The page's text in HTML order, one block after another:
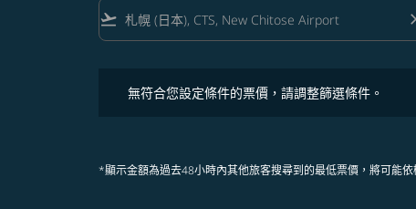
flight_takeoff
無符合您設定條件的票價，請調整篩選條件。
*顯示金額為過去48小時內其他旅客搜尋到的最低票價，將可能